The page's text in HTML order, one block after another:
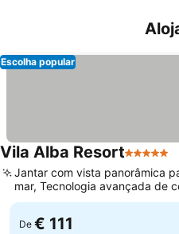
Escolha popular
Vila Alba Resort5 Estrelas
Jantar com vista panorâmica
mar, Tecnologia avançada de
de quarto
De € 111